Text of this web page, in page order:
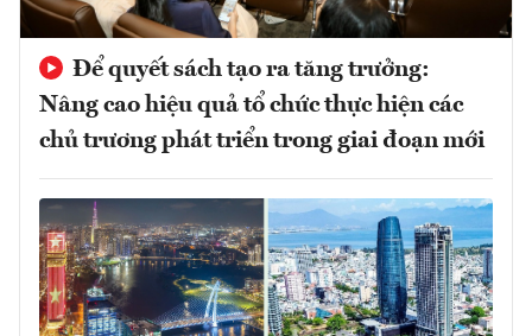
Để quyết sách tạo ra tăng trưởng:
Nâng cao hiệu quả tổ chức thực hiện các
chủ trương phát triển trong giai đoạn mới